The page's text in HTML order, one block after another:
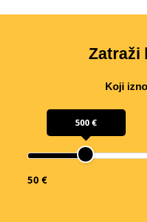
Zatraži
Koji
500 €
50 €